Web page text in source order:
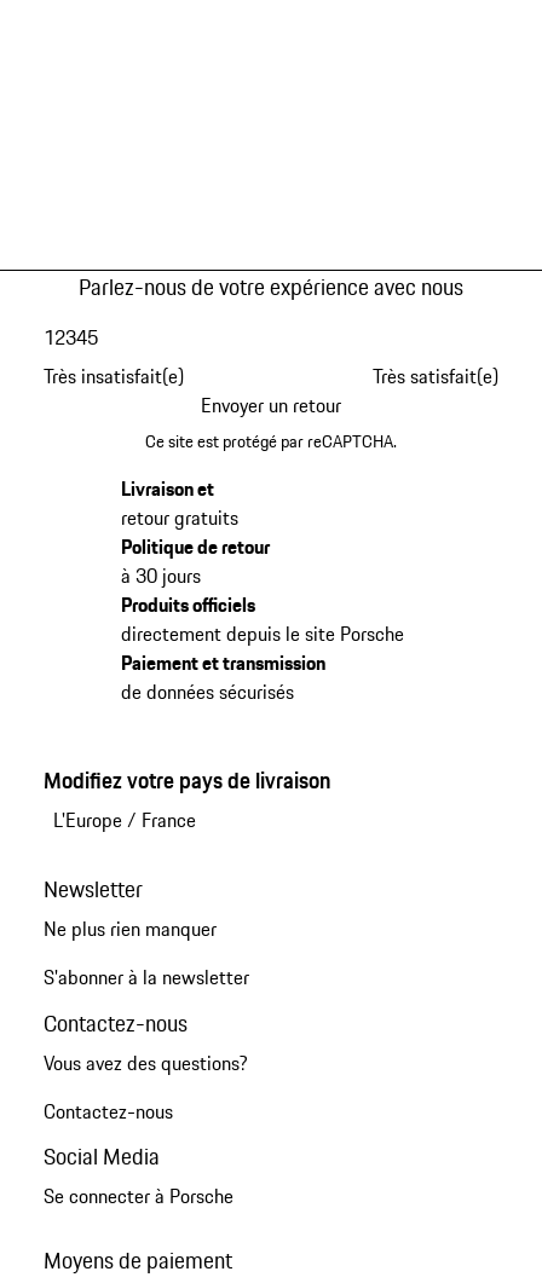
Parlez-nous de votre expérience avec nous
Très insatisfait(e)
12345
Très satisfait(e)
Envoyer un retour
Ce site est protégé par reCAPTCHA.
Livraison et
retour gratuits
Politique de retour
à 30 jours
Produits officiels
directement depuis le site Porsche
Paiement et transmission
de données sécurisés
Modifiez votre pays de livraison
L'Europe/ France
Newsletter
Ne plus rien manquer
S'abonner à la newsletter
Contactez-nous
Vous avez des questions?
Contactez-nous
Social Media
Se connecter à Porsche
Moyens de paiement